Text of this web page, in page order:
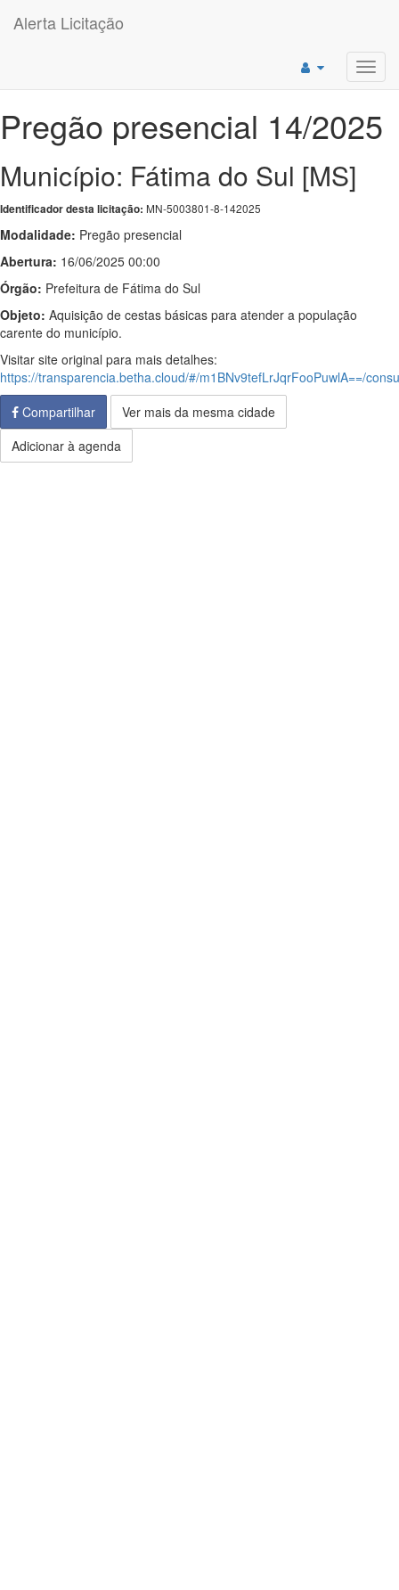
Alerta Licitação
Pregão presencial 14/2025
Município: Fátima do Sul [MS]
Identificador desta licitação: MN-5003801-8-142025
Modalidade: Pregão presencial
Abertura: 16/06/2025 00:00
Órgão: Prefeitura de Fátima do Sul
Objeto: Aquisição de cestas básicas para atender a população
carente do município.
Visitar site original para mais detalhes:
https://transparencia.betha.cloud/#/m1BNv9tefLrJqrFooPuwlA==/
Compartilhar
Ver mais da mesma cidade
Adicionar à agenda